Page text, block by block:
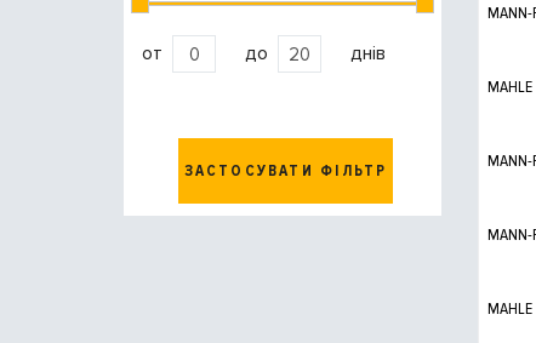
от до днів
ЗАСТОСУВАТИ ФІЛЬТР
MANN-
MAHLE
MANN-
MANN-
MAHLE